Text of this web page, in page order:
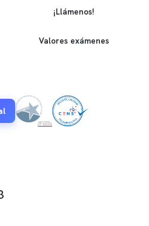
¡Llámenos!
Valores exámenes